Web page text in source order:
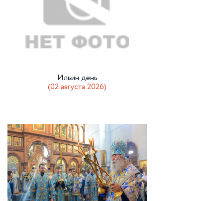
Ильин день
(02 августа 2026)